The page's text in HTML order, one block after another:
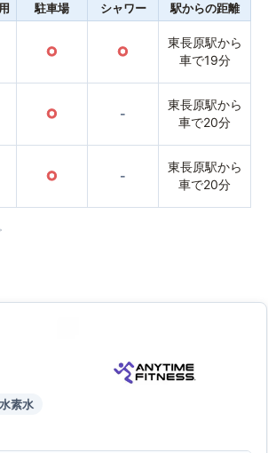
駐車場 シャワー 駅からの距離
○ ○
東長原駅から
車で19分
○ -
東長原駅から
車で20分
○ -
東長原駅から
車で20分
水素水